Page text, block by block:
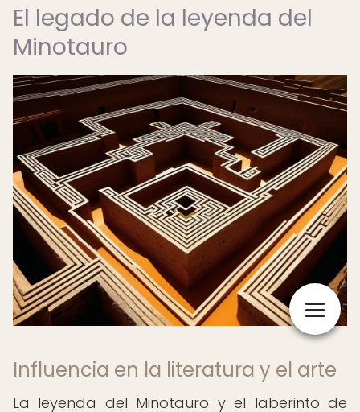
El legado de la leyenda del
Minotauro
Influencia en la literatura y el arte
La leyenda del Minotauro y el laberinto de